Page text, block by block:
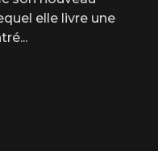
elle livre une
...